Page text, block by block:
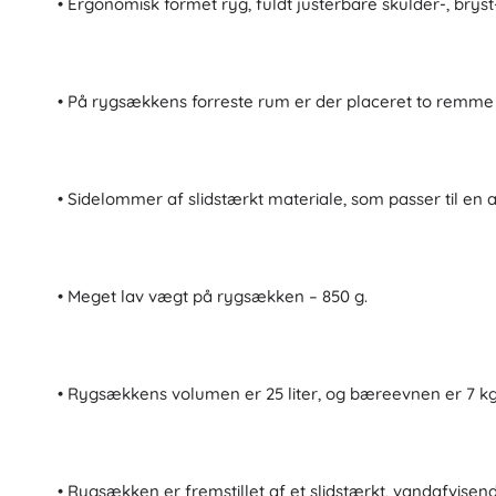
Architecture
Art
Batman
Vidiyo
Frost
Legetøj til sand
Dekorationer
Telt og legehuse
• På rygsækkens forreste rum er der placeret to
• Sidelommer af slidstærkt materiale, som passer til en
• Meget lav vægt på rygsækken – 850 g.
• Rygsækkens volumen er 25 liter, og bæreevnen er 7
• Rygsækken er fremstillet af et slidstærkt,